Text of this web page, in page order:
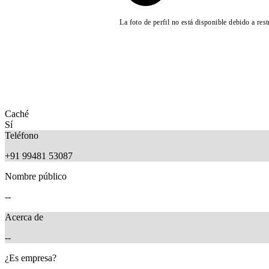
La foto de perfil no está disponible debido a
Caché
Sí
Teléfono
+91 99481 53087
Nombre público
--
Acerca de
--
¿Es empresa?